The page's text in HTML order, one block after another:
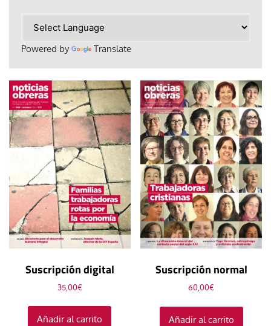
Powered by Translate
Suscripción digital
35,00€
Añadir al carrito
Suscripción normal
60,00€
Añadir al carrito